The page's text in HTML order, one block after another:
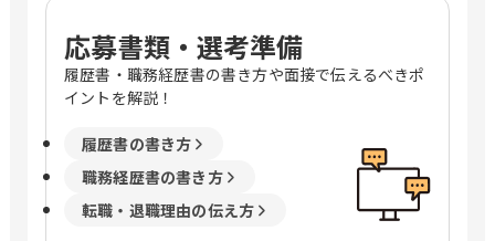
応募書類・選考準備
履歴書・職務経歴書の書き方や面接で伝えるべきポ
イントを解説！
履歴書の書き方
職務経歴書の書き方
転職・退職理由の伝え方